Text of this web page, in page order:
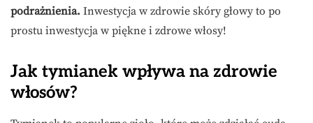
podrażnienia. Inwestycja w zdrowie skóry głowy to po
prostu inwestycja w piękne i zdrowe włosy!
Jak tymianek wpływa na zdrowie
włosów?